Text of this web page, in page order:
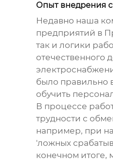
Опыт внедрения
Недавно наша
предприятий в
так и логики
отечественного
было правильно
обучить
В процессе
трудности с
например, при
'ложных
конечном